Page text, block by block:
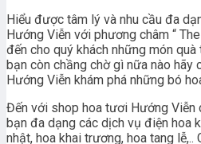
Hiểu được tâm lý và nhu cầu đa
Hướng Viễn với phương châm “
đến cho quý khách những món
bạn còn chầng chờ gì nữa nào hãy
Hướng Viễn khám phá những bó
Đến với shop hoa tươi Hướng Viễn
bạn đa dạng các dịch vụ điện hoa
nhật, hoa khai trương, hoa tang